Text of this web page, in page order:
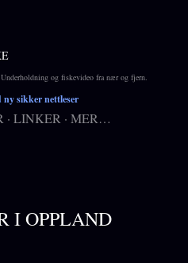
og fiskevideo fra nær og fjern.
sikker nettleser
LINKER MER…
I OPPLAND